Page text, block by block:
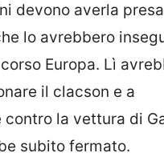
devono averla
lo avrebbero
Europa. Lì
il clacson e a
la vettura di
subito fermato.